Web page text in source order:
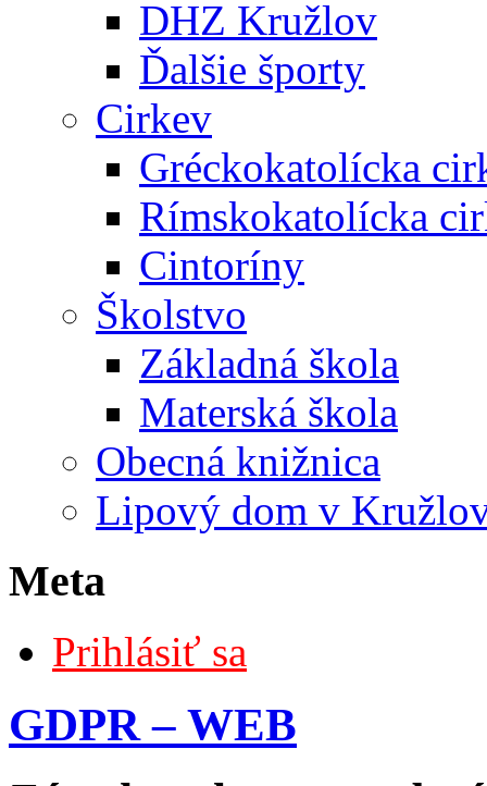
DHZ Kružlov
Ďalšie športy
Cirkev
Gréckokatolícka
Rímskokatolícka
Cintoríny
Školstvo
Základná škola
Materská škola
Obecná knižnica
Lipový dom v
Meta
Prihlásiť sa
GDPR – WEB